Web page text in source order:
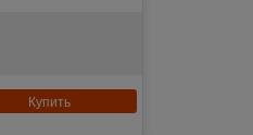
Купить